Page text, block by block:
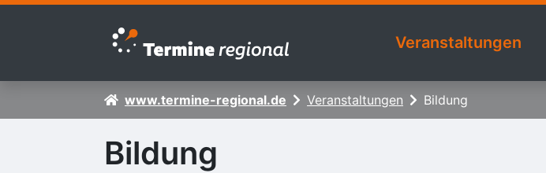
Zur Navigation springen
Zum Inhalt springen
Veranstaltungen
www.termine-regional.de Veranstaltungen Bildung
Bildung